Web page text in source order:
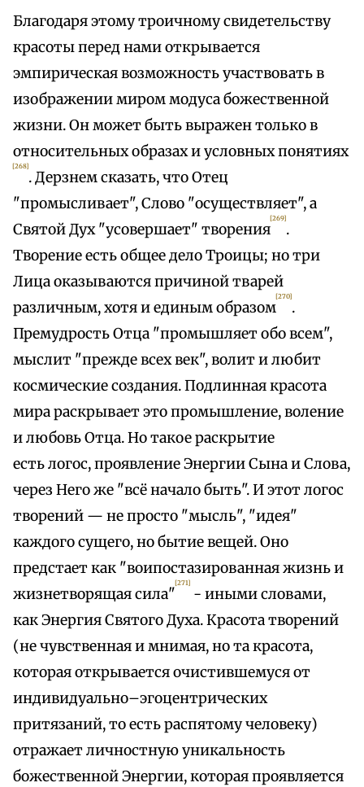
Благодаря этому троичному свидетельству
красоты перед нами открывается
эмпирическая возможность участвовать в
изображении миром модуса божественной
жизни. Он может быть выражен только в
относительных образах и условных понятиях
[268]
. Дерзнем сказать, что Отец
"промысливает", Слово "осуществляет", а
Святой Дух "усовершает" творения
[269]
.
Творение есть общее дело Троицы; но три
Лица оказываются причиной тварей
различным, хотя и единым образом
[270]
.
Премудрость Отца "промышляет обо всем",
мыслит "прежде всех век", волит и любит
космические создания. Подлинная красота
мира раскрывает это промышление, воление
и любовь Отца. Но такое раскрытие
есть логос, проявление Энергии Сына и Слова,
через Него же "всё начало быть". И этот логос
творений — не просто "мысль", "идея"
каждого сущего, но бытие вещей. Оно
предстает как "воипостазированная жизнь и
жизнетворящая сила"
[271]
- иными словами,
как Энергия Святого Духа. Красота творений
(не чувственная и мнимая, но та красота,
которая открывается очистившемуся от
индивидуально–эгоцентрических
притязаний, то есть распятому человеку)
отражает личностную уникальность
божественной Энергии, которая проявляется